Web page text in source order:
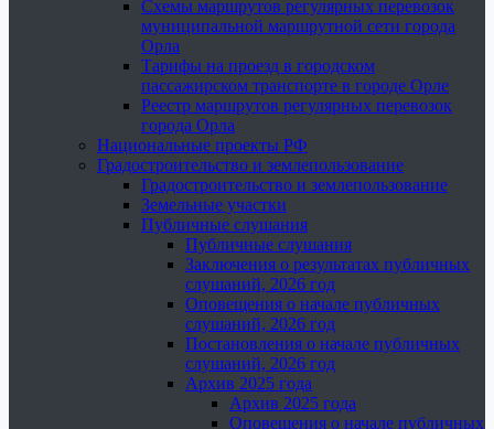
Схемы маршрутов регулярных перевозок
муниципальной маршрутной сети города
Орла
Тарифы на проезд в городском
пассажирском транспорте в городе Орле
Реестр маршрутов регулярных перевозок
города Орла
Национальные проекты РФ
Градостроительство и землепользование
Градостроительство и землепользование
Земельные участки
Публичные слушания
Публичные слушания
Заключения о результатах публичных
слушаний, 2026 год
Оповещения о начале публичных
слушаний, 2026 год
Постановления о начале публичных
слушаний, 2026 год
Архив 2025 года
Архив 2025 года
Оповещения о начале публичных